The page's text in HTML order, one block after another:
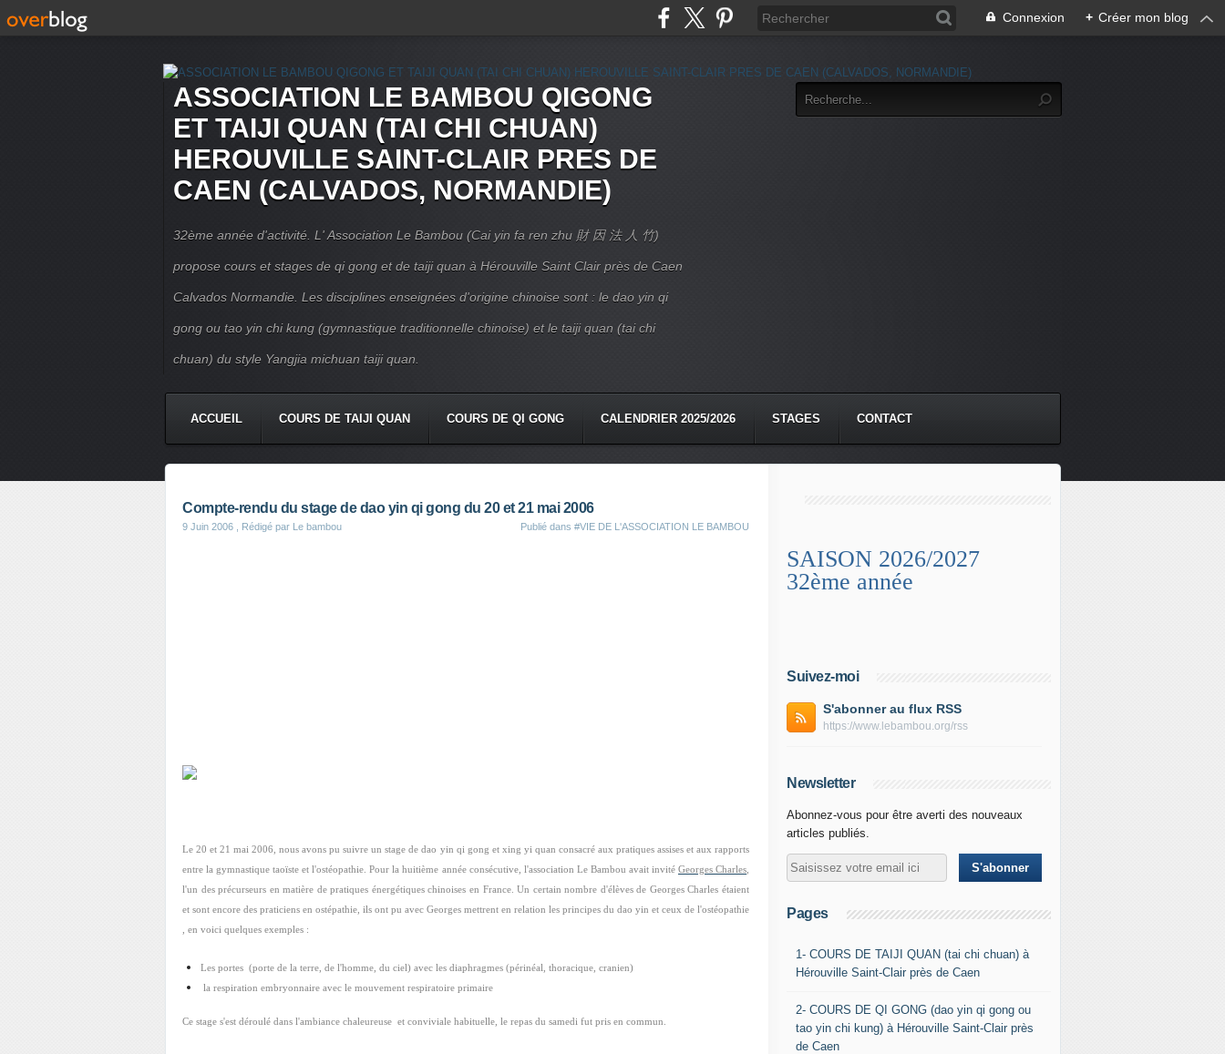
Connexion + Créer mon blog
ASSOCIATION LE BAMBOU QIGONG
ET TAIJI QUAN (TAI CHI CHUAN)
HEROUVILLE SAINT-CLAIR PRES DE
CAEN (CALVADOS, NORMANDIE)
32ème année d'activité. L' Association Le Bambou (Cai yin fa ren zhu 財 因 法 人 竹)
propose cours et stages de qi gong et de taiji quan à Hérouville Saint Clair près de Caen
Calvados Normandie. Les disciplines enseignées d'origine chinoise sont : le dao yin qi
gong ou tao yin chi kung (gymnastique traditionnelle chinoise) et le taiji quan (tai chi
chuan) du style Yangjia michuan taiji quan.
ACCUEIL COURS DE TAIJI QUAN COURS DE QI GONG CALENDRIER 2025/2026 STAGES CONTACT
Compte-rendu du stage de dao yin qi gong du 20 et 21 mai 2006
9 Juin 2006 , Rédigé par Le bambou Publié dans #VIE DE L'ASSOCIATION LE BAMBOU
Le 20 et 21 mai 2006, nous avons pu suivre un stage de dao yin qi gong et xing yi quan consacré aux pratiques assises et aux rapports
entre la gymnastique taoïste et l'ostéopathie. Pour la huitième année consécutive, l'association Le Bambou avait invité Georges Charles
l'un des précurseurs en matière de pratiques énergétiques chinoises en France. Un certain nombre d'élèves de Georges Charles étaient
et sont encore des praticiens en ostépathie, ils ont pu avec Georges mettrent en relation les principes du dao yin et ceux de l'ostéopathie
, en voici quelques exemples :
Les portes (porte de la terre, de l'homme, du ciel) avec les diaphragmes (périnéal, thoracique, cranien)
la respiration embryonnaire avec le mouvement respiratoire primaire
Ce stage s'est déroulé dans l'ambiance chaleureuse et conviviale habituelle, le repas du samedi fut pris en commun.
SAISON 2026/2027
32ème année
Suivez-moi
S'abonner au flux RSS
https://www.lebambou.org/rss
Newsletter
Abonnez-vous pour être averti des nouveaux
articles publiés.
Pages
1- COURS DE TAIJI QUAN (tai chi chuan) à
Hérouville Saint-Clair près de Caen
2- COURS DE QI GONG (dao yin qi gong ou
tao yin chi kung) à Hérouville Saint-Clair près
de Caen